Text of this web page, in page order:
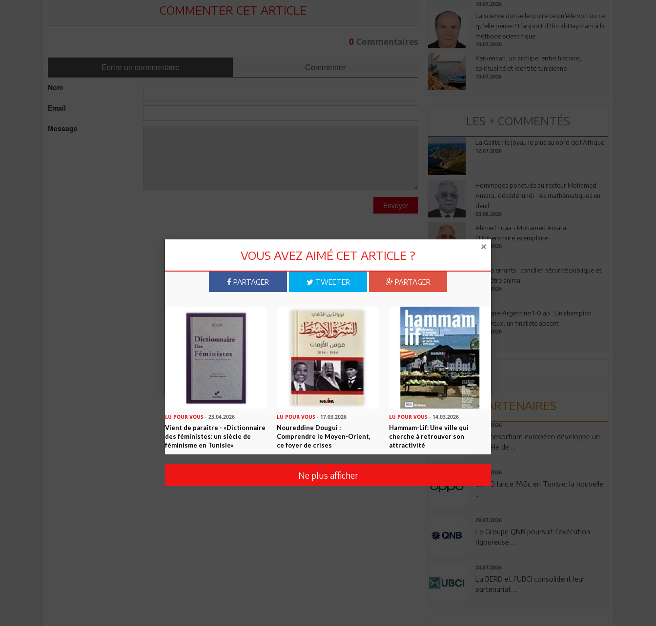
COMMENTER CET ARTICLE
0Commentaires
Ecrire un commentaire Commenter
Nom
Email
Message
Envoyer
10.07.2026
La science doit-elle croire ce qu’elle voit ou ce
qu’elle pense ? L’apport d’Ibn al-Haytham à la
méthode scientifique
10.07.2026
Kerkennah, un archipel entre histoire,
spiritualité et identité tunisienne
10.07.2026
LES + COMMENTÉS
La Galite : le joyau le plus au nord de l'Afrique
12.07.2026
Hommages ponctués au recteur Mohamed
Amara, décédé lundi : les mathématiques en
deuil
03.08.2026
Ahmed Friaa - Mohamed Amara:
l’Universitaire exemplaire
04.08.2026
Chiens errants : concilier sécurité publique et
bien-être animal
17.07.2026
Espagne-Argentine 1-0 ap : Un champion
valeureux, un finaliste absent
19.07.2026
PARTENAIRES
06.08.2026
Un consortium européen développe un
modèle de ...
04.08.2026
OPPO lance l'A6c en Tunisie: la nouvelle
...
29.07.2026
Le Groupe QNB poursuit l’exécution
rigoureuse ...
24.07.2026
La BERD et l’UBCI consolident leur
partenariat ...
VOUS AVEZ AIMÉ CET ARTICLE ?
PARTAGER TWEETER PARTAGER
LU POUR VOUS - 23.04.2026
Vient de paraître - «Dictionnaire
des féministes: un siècle de
féminisme en Tunisie»
LU POUR VOUS - 17.03.2026
Noureddine Dougui :
Comprendre le Moyen-Orient,
ce foyer de crises
LU POUR VOUS- 14.03.2026
Hammam-Lif: Une ville qui
cherche à retrouver son
attractivité
Ne plus afficher